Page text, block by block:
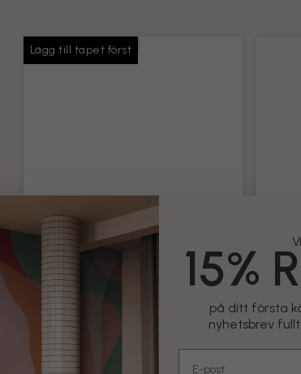
Lägg till tapet först
Tapetlim
Tillräckligt med lim för hela din
beställning
Produktinformation
99 kr
Lägg till
15%
på ditt första
nyhetsbrev